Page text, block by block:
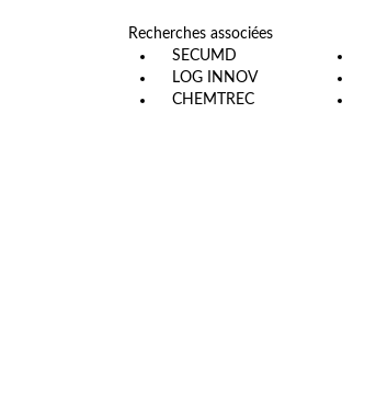
Recherches associées
SECUMD
LOG INNOV
CHEMTREC